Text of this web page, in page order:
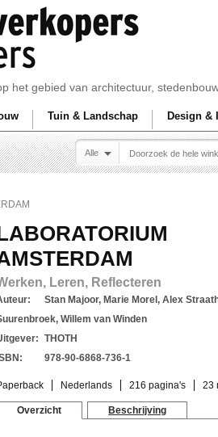
het gebied van architectuur,
Tuin & Landschap Design &
Alle
Leren, Reflecteren
Stan Majoor, Marie Morel, Alex
Willem van Winden
THOTH
978-90-6868-736-1
Nederlands 216 pagina's 23
Overzicht Beschrijving